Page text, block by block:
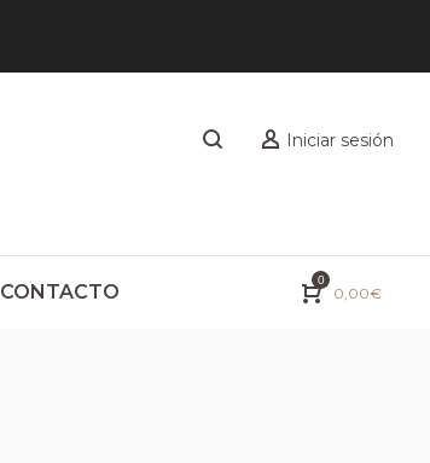
Iniciar sesión
CONTACTO
0
0,00€